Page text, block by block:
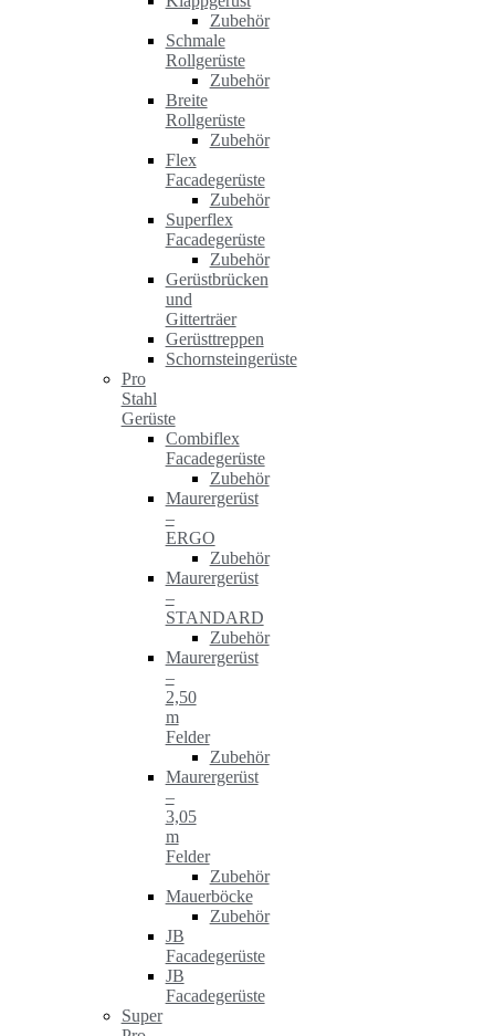
Zubehör
Schmale
Rollgerüste
Zubehör
Breite
Rollgerüste
Zubehör
Flex
Facadegerüste
Zubehör
Superflex
Facadegerüste
Zubehör
Gerüstbrücken
und
Gitterträer
Gerüsttreppen
Schornsteingerüste
Pro
Stahl
Gerüste
Combiflex
Facadegerüste
Zubehör
Maurergerüst
–
ERGO
Zubehör
Maurergerüst
–
STANDARD
Zubehör
Maurergerüst
–
2,50
m
Felder
Zubehör
Maurergerüst
–
3,05
m
Felder
Zubehör
Mauerböcke
Zubehör
JB
Facadegerüste
JB
Facadegerüste
Super